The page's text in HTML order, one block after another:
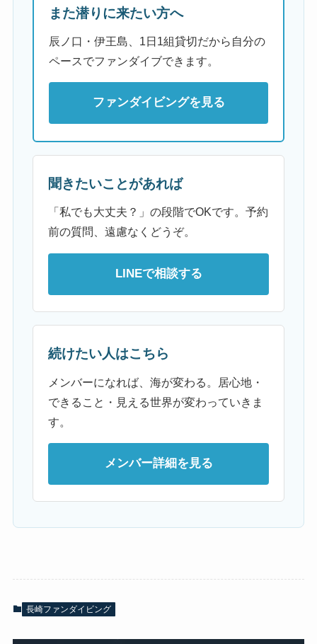
また潜りに来たい方へ
辰ノ口・伊王島、1日1組貸切だから自分の
ペースでファンダイブできます。
ファンダイビングを見る
聞きたいことがあれば
「私でも大丈夫？」の段階でOKです。予約
前の質問、遠慮なくどうぞ。
LINEで相談する
続けたい人はこちら
メンバーになれば、海が変わる。居心地・
できること・見える世界が変わっていきま
す。
メンバー詳細を見る
長崎ファンダイビング